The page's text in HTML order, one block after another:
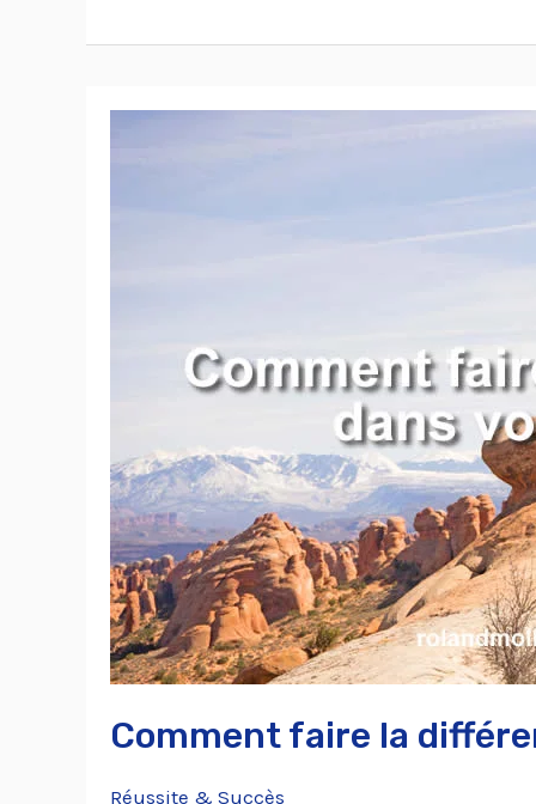
Comment faire la
Réussite & Succès